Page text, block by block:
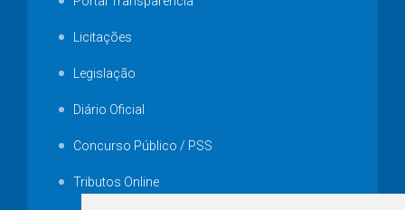
Licitações
Legislação
Diário Oficial
Concurso Público / PSS
Tributos Online